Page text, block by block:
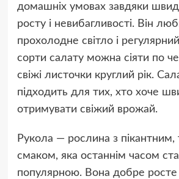
домашніх умовах завдяки
росту і невибагливості. Він
прохолодне світло і
сорти салату можна сіяти по
свіжі листочки круглий рік.
підходить для тих, хто хоче
отримувати свіжий врожай.
Рукола — рослина з пікантним,
смаком, яка останнім часом
популярною. Вона добре росте